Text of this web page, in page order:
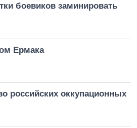
боевиков заминировать
Ермака
российских оккупационных